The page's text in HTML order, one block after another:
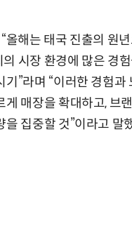
올해는 태국 진출의 원
시장 환경에 많은 경
기”라며 “이러한 경험과
게 매장을 확대하고, 브
을 집중할 것”이라고 말